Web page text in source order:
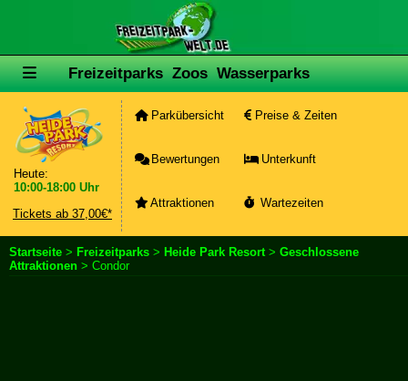
Freizeitparks Zoos Wasserparks
Heute:
10:00-18:00 Uhr
Tickets ab 37,00€*
Parkübersicht Preise & Zeiten
Bewertungen Unterkunft
Attraktionen Wartezeiten
Startseite > Freizeitparks > Heide Park Resort> Geschlossene
Attraktionen > Condor